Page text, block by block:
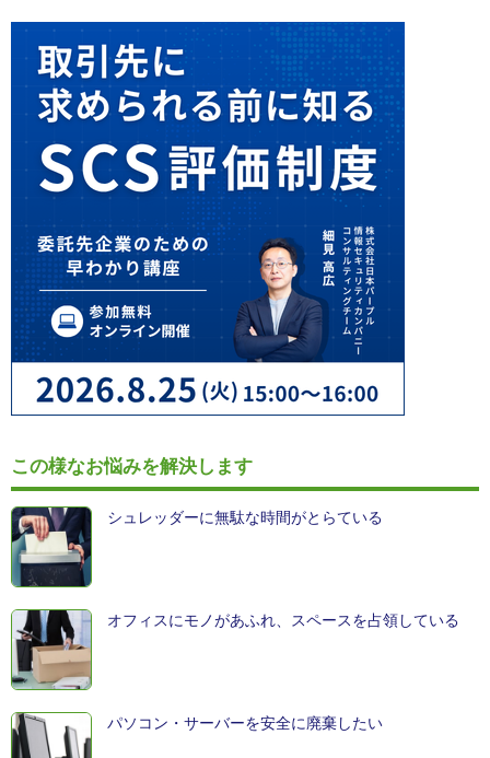
この様なお悩みを解決します
シュレッダーに無駄な時間がとらている
オフィスにモノがあふれ、スペースを占領している
パソコン・サーバーを安全に廃棄したい